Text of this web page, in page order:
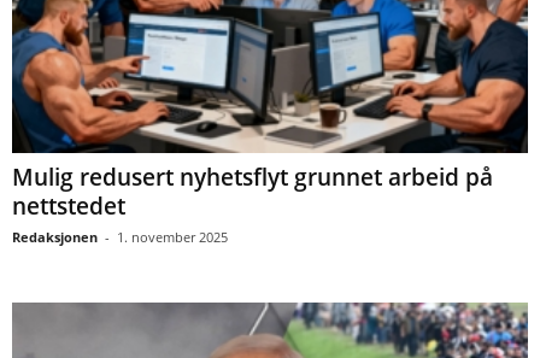
Mulig redusert nyhetsflyt grunnet arbeid på
nettstedet
Redaksjonen - 1. november 2025